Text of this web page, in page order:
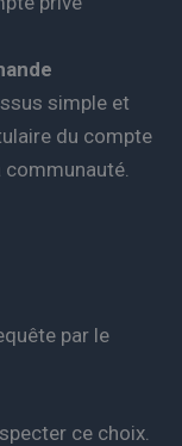
simple et
du compte
communauté.
par le
ce choix.